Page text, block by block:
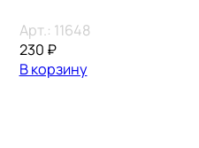
Арт.: 11648
230 ₽
В корзину